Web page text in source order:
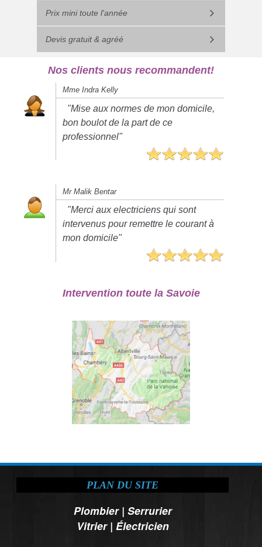
Prix mini toute l'année
Devis gratuit & agréé
Nos clients nous recommandent!
Mme Indra Kelly
"Mise aux normes de mon domicile,
bon boulot de la part de ce
professionnel"
Mr Malik Bentar
"Merci aux electriciens qui sont
intervenus pour remettre le courant à
mon domicile"
Intervention toute la Savoie
PLAN DU SITE
Plombier| Serrurier
Vitrier| Électricien